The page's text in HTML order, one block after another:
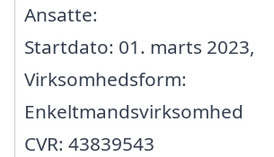
Ansatte:
Startdato: 01. marts 2023,
Virksomhedsform:
Enkeltmandsvirksomhed
CVR: 43839543